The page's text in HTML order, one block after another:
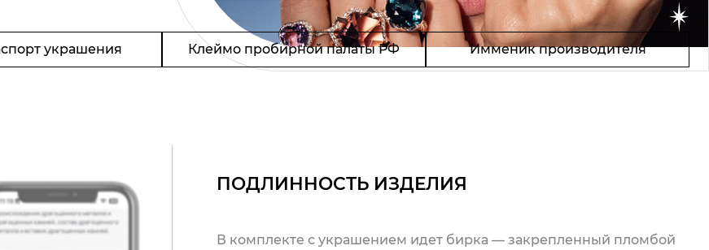
украшения Клеймо пробирной палаты РФ Имменик производителя
ПОДЛИННОСТЬ ИЗДЕЛИЯ
В комплекте с украшением идет бирка — закрепленный пломбой